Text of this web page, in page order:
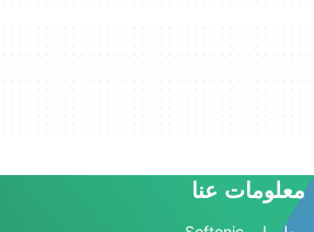
معلومات عنا